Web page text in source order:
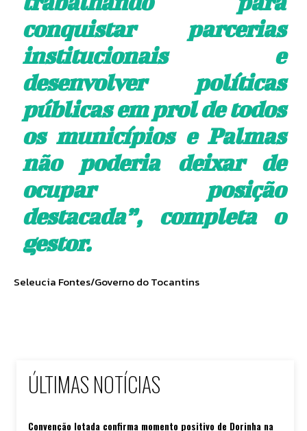
conquistar parcerias
institucionais e
desenvolver políticas
públicas em prol de todos
os municípios e Palmas
não poderia deixar de
ocupar posição
destacada”, completa o
gestor.
Seleucia Fontes/Governo do Tocantins
ÚLTIMAS NOTÍCIAS
Convenção lotada confirma momento positivo de Dorinha na